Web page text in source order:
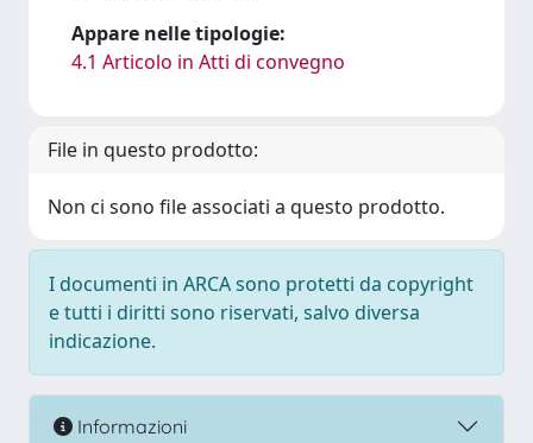
Appare nelle tipologie:
4.1 Articolo in Atti di convegno
File in questo prodotto:
Non ci sono file associati a questo prodotto.
I documenti in ARCA sono protetti da copyright
e tutti i diritti sono riservati, salvo diversa
indicazione.
Informazioni